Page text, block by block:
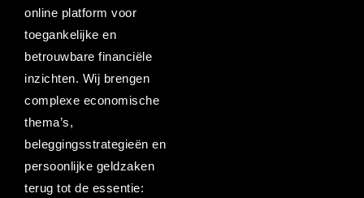
online platform voor
toegankelijke en
betrouwbare financiële
inzichten. Wij brengen
complexe economische
thema’s,
beleggingsstrategieën en
persoonlijke geldzaken
terug tot de essentie: